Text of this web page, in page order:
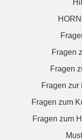
Fragen
Fragen
Fragen
Fragen zum
Fragen zum